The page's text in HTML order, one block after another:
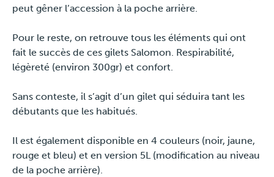
peut gêner l’accession à la poche arrière.
Pour le reste, on retrouve tous les éléments qui ont
fait le succès de ces gilets Salomon. Respirabilité,
légèreté (environ 300gr) et confort.
Sans conteste, il s’agit d’un gilet qui séduira tant les
débutants que les habitués.
Il est également disponible en 4 couleurs (noir, jaune,
rouge et bleu) et en version 5L (modification au niveau
de la poche arrière).